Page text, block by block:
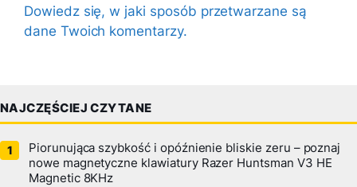
Dowiedz się, w jaki sposób przetwarzane są
dane Twoich komentarzy.
NAJCZĘŚCIEJ CZYTANE
Piorunująca szybkość i opóźnienie bliskie zeru – poznaj
nowe magnetyczne klawiatury Razer Huntsman V3 HE
Magnetic 8KHz